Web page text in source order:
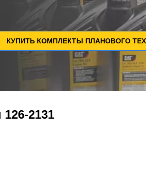
КУПИТЬ КОМПЛЕКТЫ ПЛАНОВОГО
126-2131